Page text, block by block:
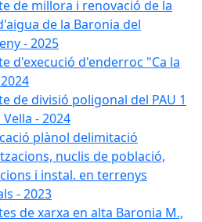
de millora i renovació de la
de la Baronia del
- 2025
d'execució d'enderroc "Ca la
de divisió poligonal del PAU 1
- 2024
plànol delimitació
nuclis de població,
i instal. en terrenys
- 2023
de xarxa en alta Baronia M.,